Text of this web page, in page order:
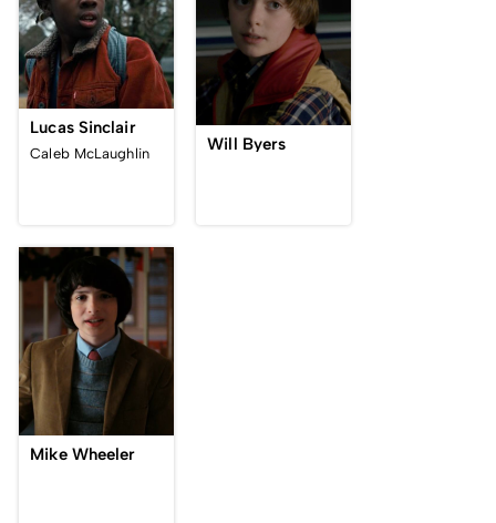
Lucas Sinclair
Caleb McLaughlin Will Byers
Mike Wheeler